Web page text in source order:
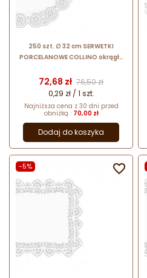
250 szt. ∅ 32 cm SERWETKI
PORCELANOWE COLLINO okrągłe
Cena
72,68 zł Cena podstawowa
76,50 zł
0,29 zł / 1 szt.
Najniższa cena z 30 dni przed
obniżką : 70,00 zł
Dodaj do koszyka
-5% 